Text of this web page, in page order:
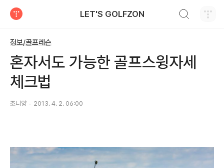
LET'S GOLFZON
정보/골프레슨
혼자서도 가능한 골프스윙자세
체크법
조니양 2013. 4. 2. 06:00